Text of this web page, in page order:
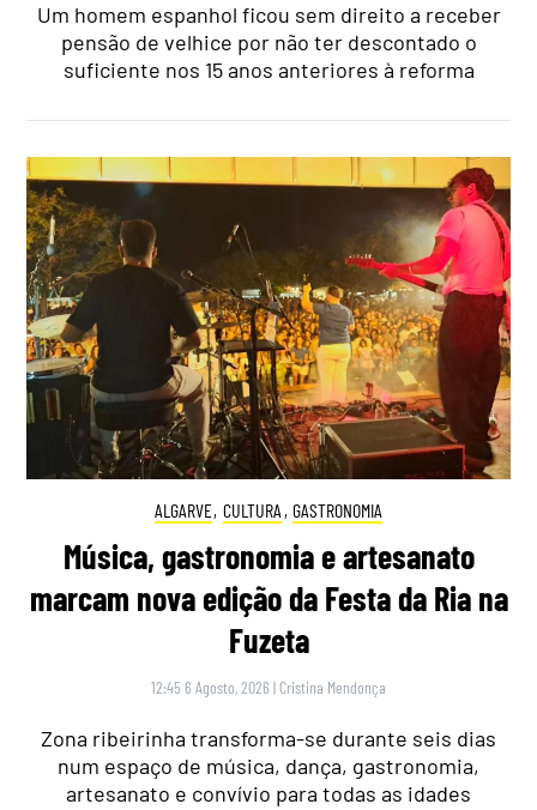
Um homem espanhol ficou sem direito a receber
pensão de velhice por não ter descontado o
suficiente nos 15 anos anteriores à reforma
ALGARVE, CULTURA , GASTRONOMIA
Música, gastronomia e artesanato
marcam nova edição da Festa da Ria na
Fuzeta
12:45 6 Agosto, 2026 | Cristina Mendonça
Zona ribeirinha transforma-se durante seis dias
num espaço de música, dança, gastronomia,
artesanato e convívio para todas as idades